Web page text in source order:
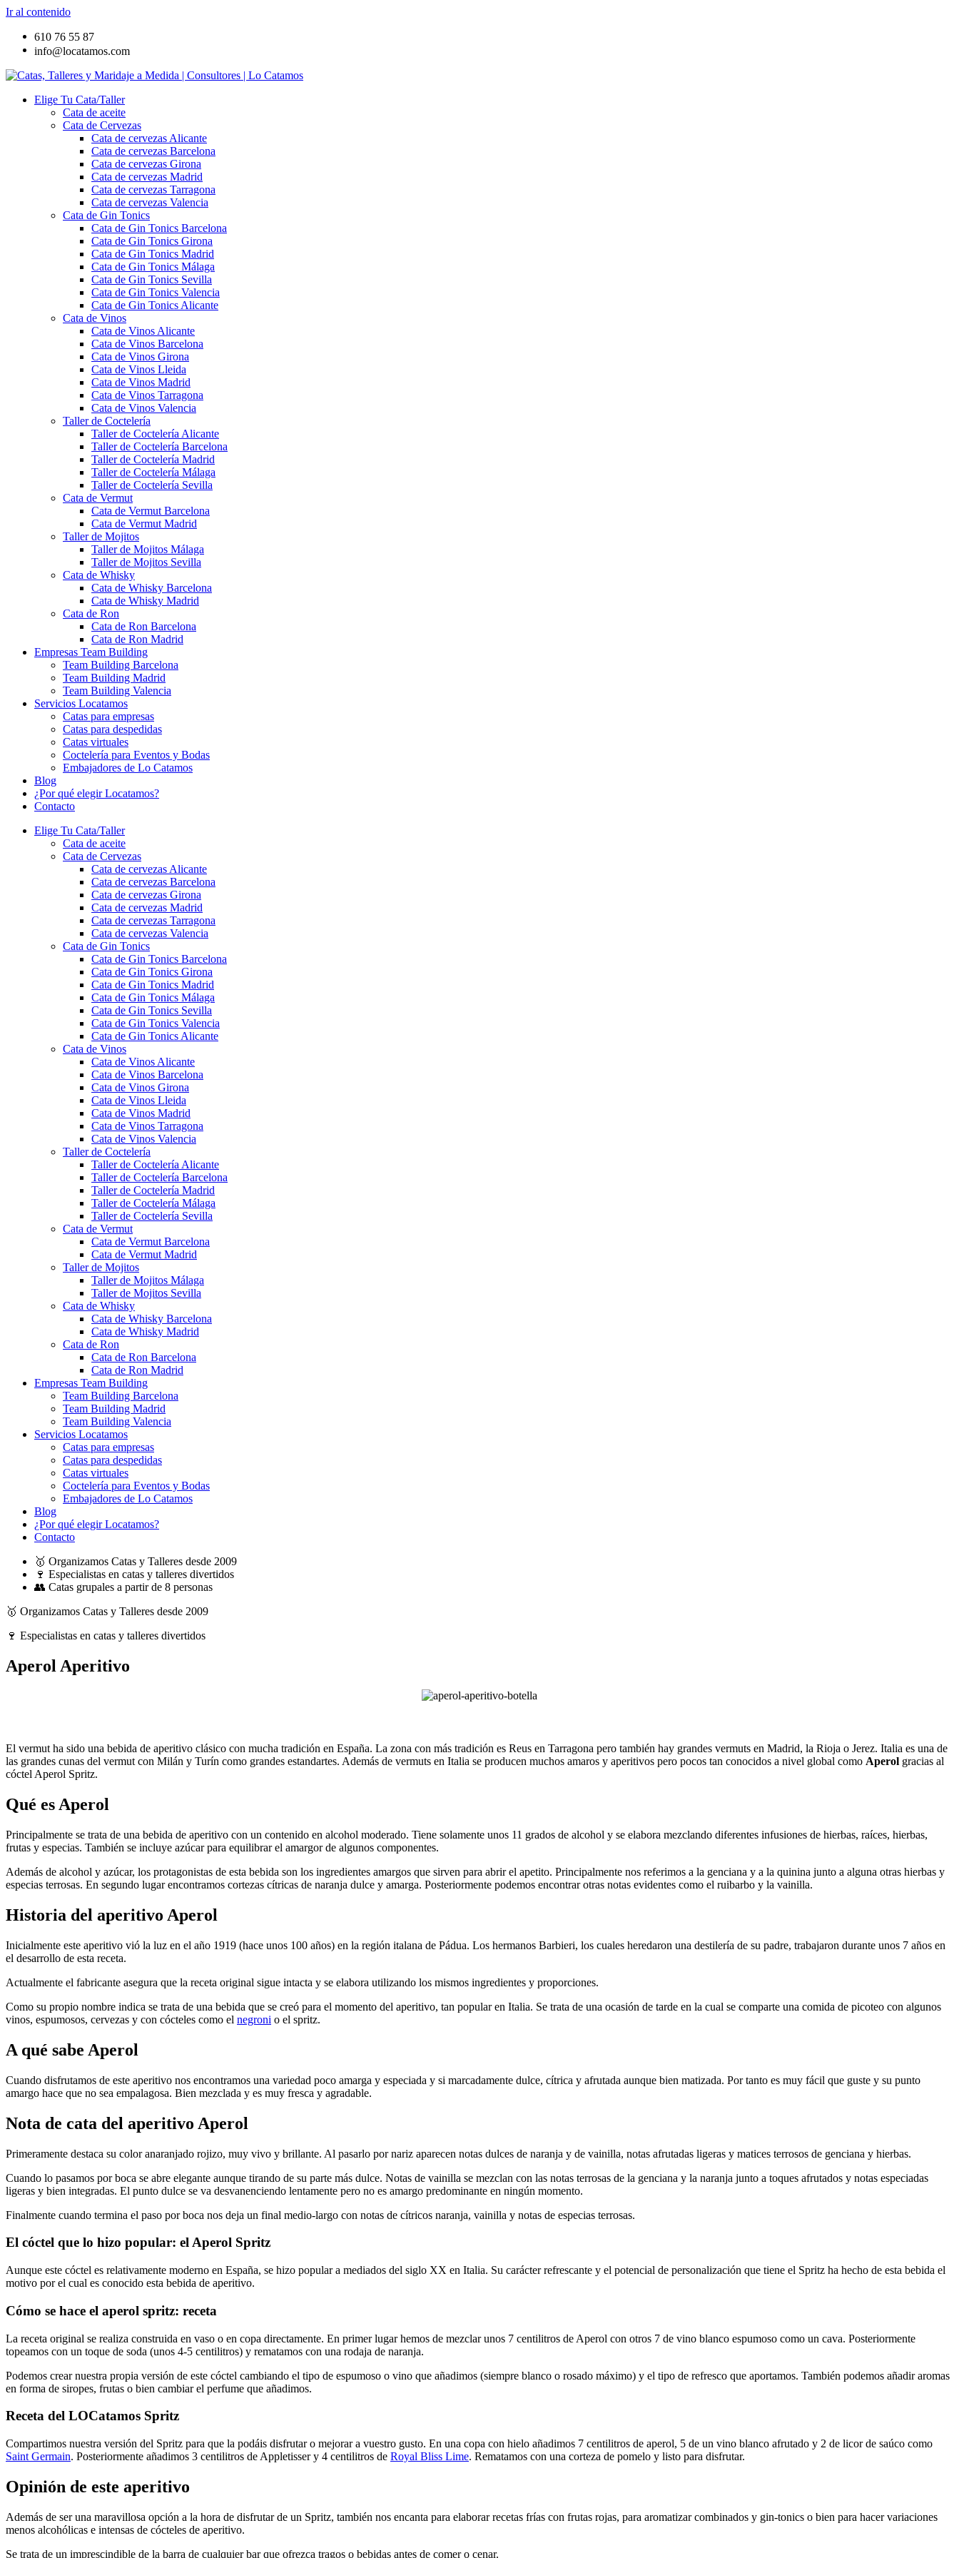
Ir al contenido
610 76 55 87
info@locatamos.com
Elige Tu Cata/Taller
Cata de aceite
Cata de Cervezas
Cata de cervezas Alicante
Cata de cervezas Barcelona
Cata de cervezas Girona
Cata de cervezas Madrid
Cata de cervezas Tarragona
Cata de cervezas Valencia
Cata de Gin Tonics
Cata de Gin Tonics Barcelona
Cata de Gin Tonics Girona
Cata de Gin Tonics Madrid
Cata de Gin Tonics Málaga
Cata de Gin Tonics Sevilla
Cata de Gin Tonics Valencia
Cata de Gin Tonics Alicante
Cata de Vinos
Cata de Vinos Alicante
Cata de Vinos Barcelona
Cata de Vinos Girona
Cata de Vinos Lleida
Cata de Vinos Madrid
Cata de Vinos Tarragona
Cata de Vinos Valencia
Taller de Coctelería
Taller de Coctelería Alicante
Taller de Coctelería Barcelona
Taller de Coctelería Madrid
Taller de Coctelería Málaga
Taller de Coctelería Sevilla
Cata de Vermut
Cata de Vermut Barcelona
Cata de Vermut Madrid
Taller de Mojitos
Taller de Mojitos Málaga
Taller de Mojitos Sevilla
Cata de Whisky
Cata de Whisky Barcelona
Cata de Whisky Madrid
Cata de Ron
Cata de Ron Barcelona
Cata de Ron Madrid
Empresas Team Building
Team Building Barcelona
Team Building Madrid
Team Building Valencia
Servicios Locatamos
Catas para empresas
Catas para despedidas
Catas virtuales
Coctelería para Eventos y Bodas
Embajadores de Lo Catamos
Blog
¿Por qué elegir Locatamos?
Contacto
Elige Tu Cata/Taller
Cata de aceite
Cata de Cervezas
Cata de cervezas Alicante
Cata de cervezas Barcelona
Cata de cervezas Girona
Cata de cervezas Madrid
Cata de cervezas Tarragona
Cata de cervezas Valencia
Cata de Gin Tonics
Cata de Gin Tonics Barcelona
Cata de Gin Tonics Girona
Cata de Gin Tonics Madrid
Cata de Gin Tonics Málaga
Cata de Gin Tonics Sevilla
Cata de Gin Tonics Valencia
Cata de Gin Tonics Alicante
Cata de Vinos
Cata de Vinos Alicante
Cata de Vinos Barcelona
Cata de Vinos Girona
Cata de Vinos Lleida
Cata de Vinos Madrid
Cata de Vinos Tarragona
Cata de Vinos Valencia
Taller de Coctelería
Taller de Coctelería Alicante
Taller de Coctelería Barcelona
Taller de Coctelería Madrid
Taller de Coctelería Málaga
Taller de Coctelería Sevilla
Cata de Vermut
Cata de Vermut Barcelona
Cata de Vermut Madrid
Taller de Mojitos
Taller de Mojitos Málaga
Taller de Mojitos Sevilla
Cata de Whisky
Cata de Whisky Barcelona
Cata de Whisky Madrid
Cata de Ron
Cata de Ron Barcelona
Cata de Ron Madrid
Empresas Team Building
Team Building Barcelona
Team Building Madrid
Team Building Valencia
Servicios Locatamos
Catas para empresas
Catas para despedidas
Catas virtuales
Coctelería para Eventos y Bodas
Embajadores de Lo Catamos
Blog
¿Por qué elegir Locatamos?
Contacto
🥇 Organizamos Catas y Talleres desde 2009
🍷 Especialistas en catas y talleres divertidos
👥 Catas grupales a partir de 8 personas
🥇 Organizamos Catas y Talleres desde 2009
🍷 Especialistas en catas y talleres divertidos
Aperol Aperitivo
El vermut ha sido una bebida de aperitivo clásico con mucha tradición en España. La zona con más tradición es Reus en Tarragona pero también hay grandes vermuts en Madrid, la Rioja o Jerez. Italia es una de
las grandes cunas del vermut con Milán y Turín como grandes estandartes. Además de vermuts en Italia se producen muchos amaros y aperitivos pero pocos tan conocidos a nivel global como Aperol gracias al
cóctel Aperol Spritz.
Qué es Aperol
Principalmente se trata de una bebida de aperitivo con un contenido en alcohol moderado. Tiene solamente unos 11 grados de alcohol y se elabora mezclando diferentes infusiones de hierbas, raíces, hierbas,
frutas y especias. También se incluye azúcar para equilibrar el amargor de algunos componentes.
Además de alcohol y azúcar, los protagonistas de esta bebida son los ingredientes amargos que sirven para abrir el apetito. Principalmente nos referimos a la genciana y a la quinina junto a alguna otras hierbas y
especias terrosas. En segundo lugar encontramos cortezas cítricas de naranja dulce y amarga. Posteriormente podemos encontrar otras notas evidentes como el ruibarbo y la vainilla.
Historia del aperitivo Aperol
Inicialmente este aperitivo vió la luz en el año 1919 (hace unos 100 años) en la región italana de Pádua. Los hermanos Barbieri, los cuales heredaron una destilería de su padre, trabajaron durante unos 7 años en
el desarrollo de esta receta.
Actualmente el fabricante asegura que la receta original sigue intacta y se elabora utilizando los mismos ingredientes y proporciones.
Como su propio nombre indica se trata de una bebida que se creó para el momento del aperitivo, tan popular en Italia. Se trata de una ocasión de tarde en la cual se comparte una comida de picoteo con algunos
vinos, espumosos, cervezas y con cócteles como el negroni o el spritz.
A qué sabe Aperol
Cuando disfrutamos de este aperitivo nos encontramos una variedad poco amarga y especiada y si marcadamente dulce, cítrica y afrutada aunque bien matizada. Por tanto es muy fácil que guste y su punto
amargo hace que no sea empalagosa. Bien mezclada y es muy fresca y agradable.
Nota de cata del aperitivo Aperol
Primeramente destaca su color anaranjado rojizo, muy vivo y brillante. Al pasarlo por nariz aparecen notas dulces de naranja y de vainilla, notas afrutadas ligeras y matices terrosos de genciana y hierbas.
Cuando lo pasamos por boca se abre elegante aunque tirando de su parte más dulce. Notas de vainilla se mezclan con las notas terrosas de la genciana y la naranja junto a toques afrutados y notas especiadas
ligeras y bien integradas. El punto dulce se va desvanenciendo lentamente pero no es amargo predominante en ningún momento.
Finalmente cuando termina el paso por boca nos deja un final medio-largo con notas de cítricos naranja, vainilla y notas de especias terrosas.
El cóctel que lo hizo popular: el Aperol Spritz
Aunque este cóctel es relativamente moderno en España, se hizo popular a mediados del siglo XX en Italia. Su carácter refrescante y el potencial de personalización que tiene el Spritz ha hecho de esta bebida el
motivo por el cual es conocido esta bebida de aperitivo.
Cómo se hace el aperol spritz: receta
La receta original se realiza construida en vaso o en copa directamente. En primer lugar hemos de mezclar unos 7 centilitros de Aperol con otros 7 de vino blanco espumoso como un cava. Posteriormente
topeamos con un toque de soda (unos 4-5 centilitros) y rematamos con una rodaja de naranja.
Podemos crear nuestra propia versión de este cóctel cambiando el tipo de espumoso o vino que añadimos (siempre blanco o rosado máximo) y el tipo de refresco que aportamos. También podemos añadir aromas
en forma de siropes, frutas o bien cambiar el perfume que añadimos.
Receta del LOCatamos Spritz
Compartimos nuestra versión del Spritz para que la podáis disfrutar o mejorar a vuestro gusto. En una copa con hielo añadimos 7 centilitros de aperol, 5 de un vino blanco afrutado y 2 de licor de saúco como
Saint Germain. Posteriormente añadimos 3 centilitros de Appletisser y 4 centilitros de Royal Bliss Lime. Rematamos con una corteza de pomelo y listo para disfrutar.
Opinión de este aperitivo
Además de ser una maravillosa opción a la hora de disfrutar de un Spritz, también nos encanta para elaborar recetas frías con frutas rojas, para aromatizar combinados y gin-tonics o bien para hacer variaciones
menos alcohólicas e intensas de cócteles de aperitivo.
Se trata de un imprescindible de la barra de cualquier bar que ofrezca tragos o bebidas antes de comer o cenar.